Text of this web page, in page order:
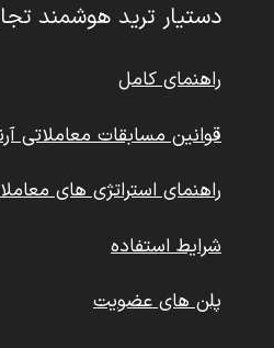
دستیار ترید هوشمند
راهنمای کامل
قوانین مسابقات معاملاتی
راهنمای استراتژی های
شرایط استفاده
پلن های عضویت